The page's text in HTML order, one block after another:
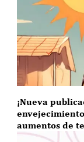
¡Nueva
aumentos de